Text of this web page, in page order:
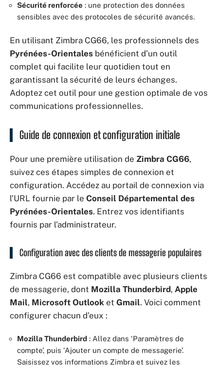
Sécurité renforcée : une protection des données
sensibles avec des protocoles de sécurité avancés.
En utilisant Zimbra CG66, les professionnels des
Pyrénées-Orientales bénéficient d’un outil
complet qui facilite leur quotidien tout en
garantissant la sécurité de leurs échanges.
Adoptez cet outil pour une gestion optimale de vos
communications professionnelles.
Guide de connexion et configuration initiale
Pour une première utilisation de Zimbra CG66,
suivez ces étapes simples de connexion et
configuration. Accédez au portail de connexion via
l’URL fournie par le Conseil Départemental des
Pyrénées-Orientales. Entrez vos identifiants
fournis par l’administrateur.
Configuration avec des clients de messagerie populaires
Zimbra CG66 est compatible avec plusieurs clients
de messagerie, dont Mozilla Thunderbird, Apple
Mail, Microsoft Outlook et Gmail. Voici comment
configurer chacun d’eux :
Mozilla Thunderbird : Allez dans ‘Paramètres de
compte’, puis ‘Ajouter un compte de messagerie’.
Saisissez vos informations Zimbra et suivez les